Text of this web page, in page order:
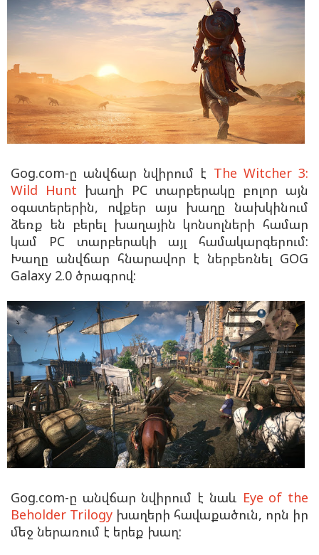
Gog.com-ը անվճար նվիրում է The Witcher 3:
Wild Hunt խաղի PC տարբերակը բոլոր այն
օգատերերին, ովքեր այս խաղը նախկինում
ձեռք են բերել խաղային կոնսոլների համար
կամ PC տարբերակի այլ համակարգերում:
Խաղը անվճար հնարավոր է ներբեռնել GOG
Galaxy 2.0 ծրագրով:
Gog.com-ը անվճար նվիրում է նաև Eye of the
Beholder Trilogy խաղերի հավաքածուն, որն իր
մեջ ներառում է երեք խաղ: